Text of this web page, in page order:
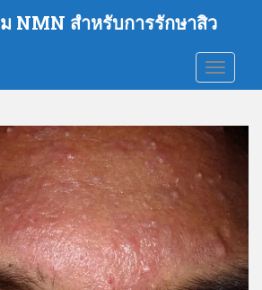
NMN สำหรับการรักษาสิว
ไม่ต้อง